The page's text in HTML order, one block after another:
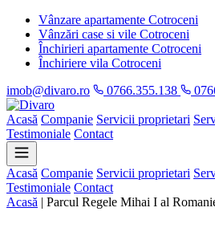
Vânzare apartamente Cotroceni
Vânzări case si vile Cotroceni
Închirieri apartamente Cotroceni
Închiriere vila Cotroceni
imob@divaro.ro
0766.355.138
Acasă Companie Servicii proprietari
Testimoniale Contact
Acasă Companie Servicii proprietari
Testimoniale Contact
Acasă | Parcul Regele Mihai I al